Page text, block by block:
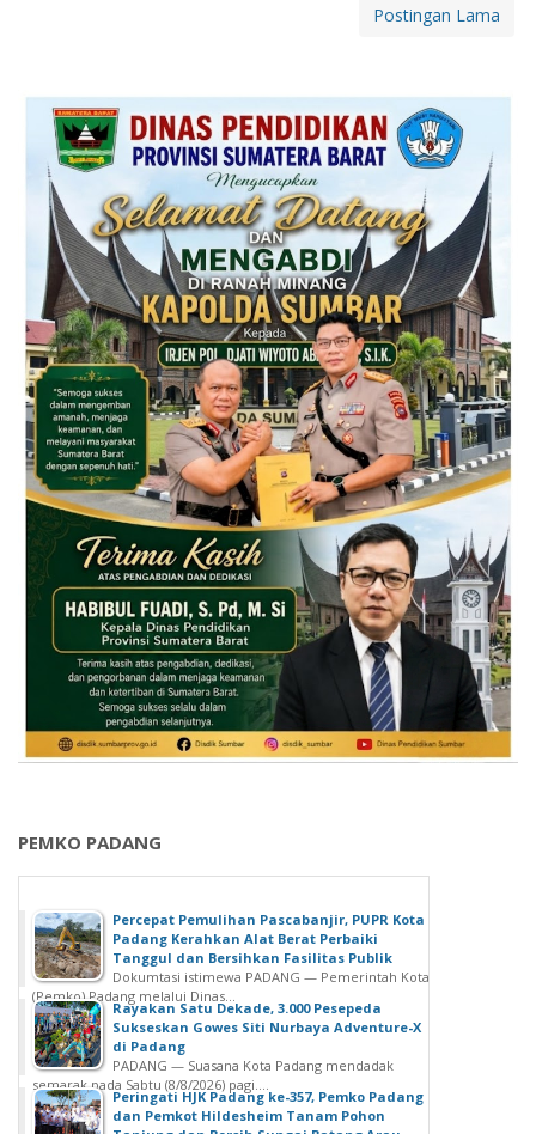
U
L
I
N
A
B
I
M
U
H
A
M
M
A
D
S
A
W
B
E
R
A
S
D
D
A
N
S
M
P
N
J
I
R
M
E
L
A
N
D
A
S
E
B
A
G
A
W
I
A
Y
H
D
A
A
C
E
H
S
I
G
Postingan Lama
PEMKO PADANG
Percepat Pemulihan Pascabanjir, PUPR Kota
Padang Kerahkan Alat Berat Perbaiki
Tanggul dan Bersihkan Fasilitas Publik
Dokumtasi istimewa PADANG — Pemerintah Kota
(Pemko) Padang melalui Dinas...
Rayakan Satu Dekade, 3.000 Pesepeda
Sukseskan Gowes Siti Nurbaya Adventure-X
di Padang
PADANG — Suasana Kota Padang mendadak
semarak pada Sabtu (8/8/2026) pagi....
Peringati HJK Padang ke-357, Pemko Padang
dan Pemkot Hildesheim Tanam Pohon